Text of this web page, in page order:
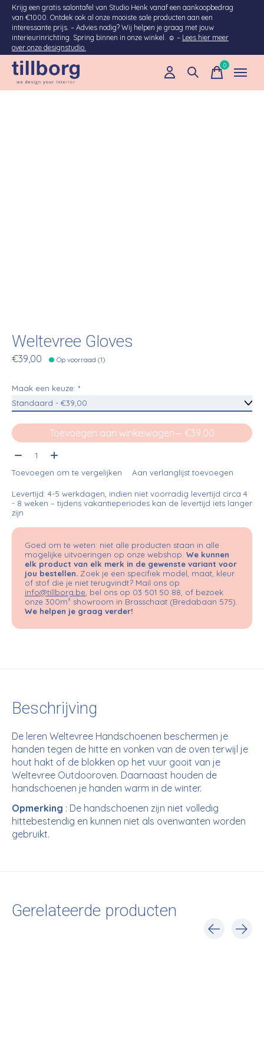
Krijg een gratis salontafel van Studio Henk vanaf een aankoopbedrag
van €1000. Ontdek ook al onze mooiste sale producten aan een
interessante prijs. – Advies nodig? Wij helpen je graag met jouw
interieurinrichting. Spring binnen in onze winkel. ☺ – Lees hier meer
over onze designstudio.
0items
Weltevree Gloves
€39,00 Op voorraad (1)
Maak een keuze: *
Toevoegen aan winkelwagen
— €39,00
Aantal:
Toevoegen om te vergelijken Aan verlanglijst toevoegen
Levertijd: 4-5 werkdagen, indien niet voorradig levertijd circa 4
- 8 weken – tijdens vakantieperiodes kan de levertijd iets langer
zijn
Goed om te weten: niet alle producten staan in alle
mogelijke uitvoeringen op onze webshop. We kunnen
elk product van elk merk in de gewenste variant voor
jou bestellen. Zoek je een specifiek model, maat, kleur
of stof die je niet terugvindt? Mail ons op
info@tillborg.be , bel ons op 03 501 50 88, of bezoek
onze 300m² showroom in Brasschaat (Bredabaan 575).
We helpen je graag verder!
Beschrijving
De leren Weltevree Handschoenen beschermen je
handen tegen de hitte en vonken van de oven terwijl je
hout hakt of de blokken op het vuur gooit van je
Weltevree Outdooroven. Daarnaast houden de
handschoenen je handen warm in de winter.
Opmerking : De handschoenen zijn niet volledig
hittebestendig en kunnen niet als ovenwanten worden
gebruikt.
Gerelateerde producten